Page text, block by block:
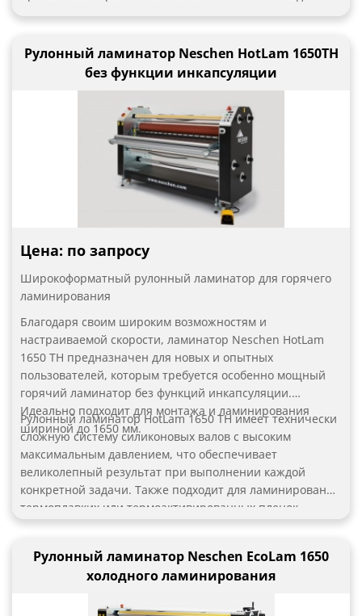
обеспечивает легкое нанесение и возможность легко
удалить пузырьки воздуха, гарантируя отделку без
заломов и неровностей. Пленки устойчивы к царапинам
Рулонный ламинатор Neschen HotLam 1650TH
без функции инкапсуляции
Цена: по запросу
Широкоформатный рулонный ламинатор для горячего
ламинирования
Благодаря своим широким возможностям и
настраиваемой скорости, ламинатор Neschen HotLam
1650 TH предназначен для новых и опытных
пользователей, которым требуется особенно мощный
горячий ламинатор без функций инкапсуляции.
Идеально подходит для монтажа и ламинирования
шириной до 1650 мм.
Рулонный ламинатор HotLam 1650 TH имеет технически
сложную систему силиконовых валов с высоким
максимальным давлением, что обеспечивает
великолепный результат при выполнении каждой
конкретной задачи. Также подходит для ламинирования
термоплавких или термоактивированных пленок.
Модель включает в себя верхний вал с подогревом
ламинирования, один из нижних валов имеет
комбинированный блок для размотки или перемотки.
Рулонный ламинатор Neschen EcoLam 1650
холодного ламинирования